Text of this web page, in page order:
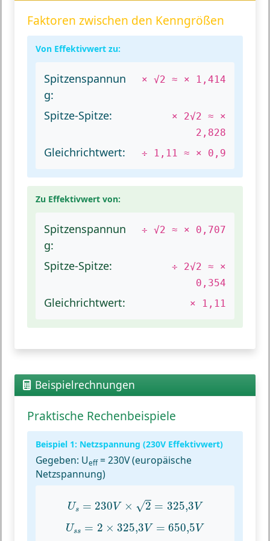
Faktoren zwischen den Kenngrößen
Von Effektivwert zu:
Spitzenspannun
g:
× √2 ≈ × 1,414
Spitze-Spitze:
× 2√2 ≈ ×
2,828
Gleichrichtwert: ÷ 1,11 ≈ × 0,9
Zu Effektivwert von:
Spitzenspannun
g:
÷ √2 ≈ × 0,707
Spitze-Spitze:
÷ 2√2 ≈ ×
0,354
Gleichrichtwert: × 1,11
Beispielrechnungen
Praktische Rechenbeispiele
Beispiel 1: Netzspannung (230V Effektivwert)
Gegeben: Ueff= 230V (europäische
Netzspannung)
Us = 230V × √2 = 325,3V
s=230 V × 2=325,3V
Uss = 2 × 325,3V = 650,5V
=2× 325 3V= 650,5 V